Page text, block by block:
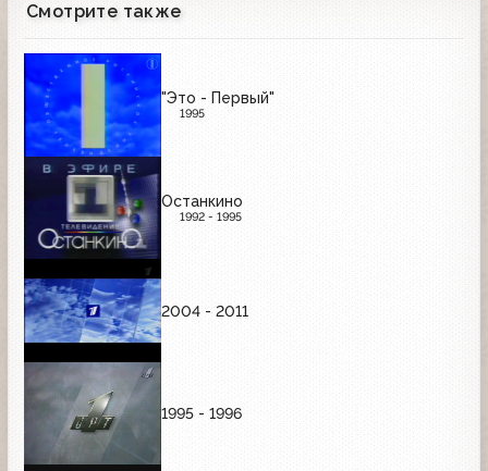
Смотрите также
"Это - Первый"
1995
Останкино
1992 - 1995
2004 - 2011
1995 - 1996